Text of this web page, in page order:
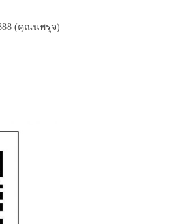
(คุณนพรุจ)